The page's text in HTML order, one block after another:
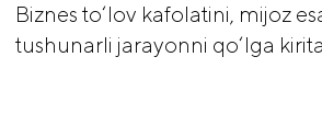
Biznes to‘lov kafolatini, mijoz
tushunarli jarayonni qo‘lga